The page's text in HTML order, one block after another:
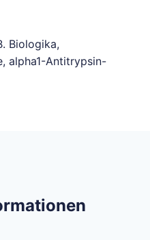
Biologika,
alpha1-Antitrypsin-